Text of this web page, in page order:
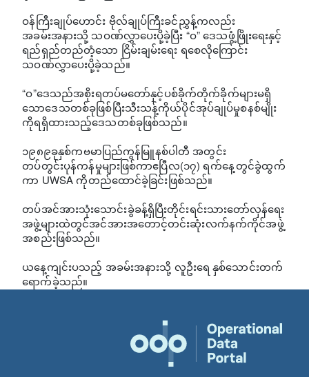
ဝန်ကြီးချုပ်ဟောင်း ဗိုလ်ချုပ်ကြီးခင်ညွှန့်ကလည်း
အခမ်းအနားသို့ သဝဏ်လွှာပေးပို့ခဲ့ပြီး “ဝ” ဒေသဖွံ့ဖြိုးရေးနှင့်
ရည်ရှည်တည်တံ့သော ငြိမ်းချမ်းရေး ရစေလိုကြောင်း
သဝဏ်လွှာပေးပို့ခဲ့သည်။
“ဝ”ဒေသည်အစိုးရတပ်မတော်နှင့်ပစ်ခိုက်တိုက်ခိုက်များမရှိ
သောဒေသတစ်ခုဖြစ်ပြီးသီးသန့်ကိုယ်ပိုင်အုပ်ချုပ်မှုစနစ်မျိုး
ကိုရရှိထားသည့်ဒေသတစ်ခုဖြစ်သည်။
၁၉၈၉ခုနှစ်ကဗမာပြည်ကွန်မြူနစ်ပါတီ အတွင်း
တပ်တွင်းပုန်ကန်မှုများဖြစ်ကာဧပြီလ(၁၇) ရက်နေ့တွင်ခွဲထွက်
ကာ UWSA ကိုတည်ထောင်ခဲ့ခြင်းဖြစ်သည်။
တပ်အင်အားသုံးသောင်းခွဲခန့်ရှိပြီးတိုင်းရင်းသားတော်လှန်ရေး
အဖွဲ့များထဲတွင်အင်အားအတောင့်တင်းဆုံးလက်နက်ကိုင်အဖွဲ့
အစည်းဖြစ်သည်။
ယနေ့ကျင်းပသည့် အခမ်းအနားသို့ လူဦးရေ နှစ်သောင်းတက်
ရောက်ခဲ့သည်။